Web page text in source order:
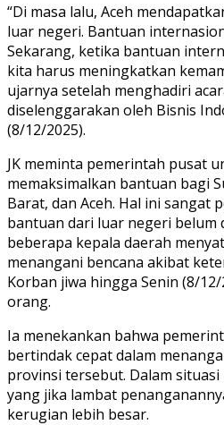
“Di masa lalu, Aceh
luar negeri. Bantuan
Sekarang, ketika bantuan
kita harus meningkatkan
ujarnya setelah menghadiri
diselenggarakan oleh Bisnis
(8/12/2025).
JK meminta pemerintah pusat
memaksimalkan bantuan bagi
Barat, dan Aceh. Hal ini sangat
bantuan dari luar negeri belum
beberapa kepala daerah
menangani bencana akibat
Korban jiwa hingga Senin (8/12/
orang.
Ia menekankan bahwa
bertindak cepat dalam
provinsi tersebut. Dalam situasi
yang jika lambat
kerugian lebih besar.